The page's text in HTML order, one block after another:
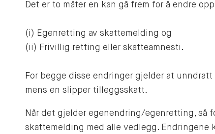
Det er to måter en kan gå frem for å endre
(i) Egenretting av skattemelding og
(ii) Frivillig retting eller skatteamnesti.
For begge disse endringer gjelder at
mens en slipper tilleggsskatt.
Når det gjelder egenendring/egenretting, så
skattemelding med alle vedlegg. Endringene